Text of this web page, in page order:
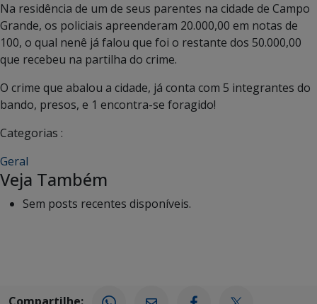
Na residência de um de seus parentes na cidade de Campo
Grande, os policiais apreenderam 20.000,00 em notas de
100, o qual nenê já falou que foi o restante dos 50.000,00
que recebeu na partilha do crime.
O crime que abalou a cidade, já conta com 5 integrantes do
bando, presos, e 1 encontra-se foragido!
Categorias :
Geral
Veja Também
Sem posts recentes disponíveis.